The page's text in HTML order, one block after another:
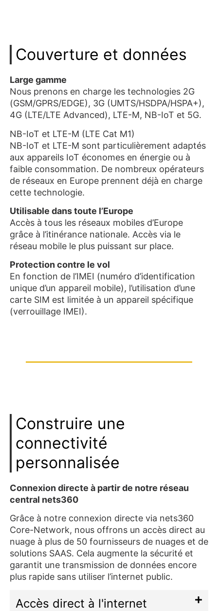
Couverture et données
Large gamme
Nous prenons en charge les technologies 2G
(GSM/GPRS/EDGE), 3G (UMTS/HSDPA/HSPA+),
4G (LTE/LTE Advanced), LTE-M, NB-IoT et 5G.
NB-IoT et LTE-M (LTE Cat M1)
NB-IoT et LTE-M sont particulièrement adaptés
aux appareils IoT économes en énergie ou à
faible consommation. De nombreux opérateurs
de réseaux en Europe prennent déjà en charge
cette technologie.
Utilisable dans toute l’Europe
Accès à tous les réseaux mobiles d’Europe
grâce à l’itinérance nationale. Accès via le
réseau mobile le plus puissant sur place.
Protection contre le vol
En fonction de l’IMEI (numéro d’identification
unique d’un appareil mobile), l’utilisation d’une
carte SIM est limitée à un appareil spécifique
(verrouillage IMEI).
Construire une
connectivité
personnalisée
Connexion directe à partir de notre réseau
central nets360
Grâce à notre connexion directe via nets360
Core-Network, nous offrons un accès direct au
nuage à plus de 50 fournisseurs de nuages et de
solutions SAAS. Cela augmente la sécurité et
garantit une transmission de données encore
plus rapide sans utiliser l’internet public.
Accès direct à l'internet